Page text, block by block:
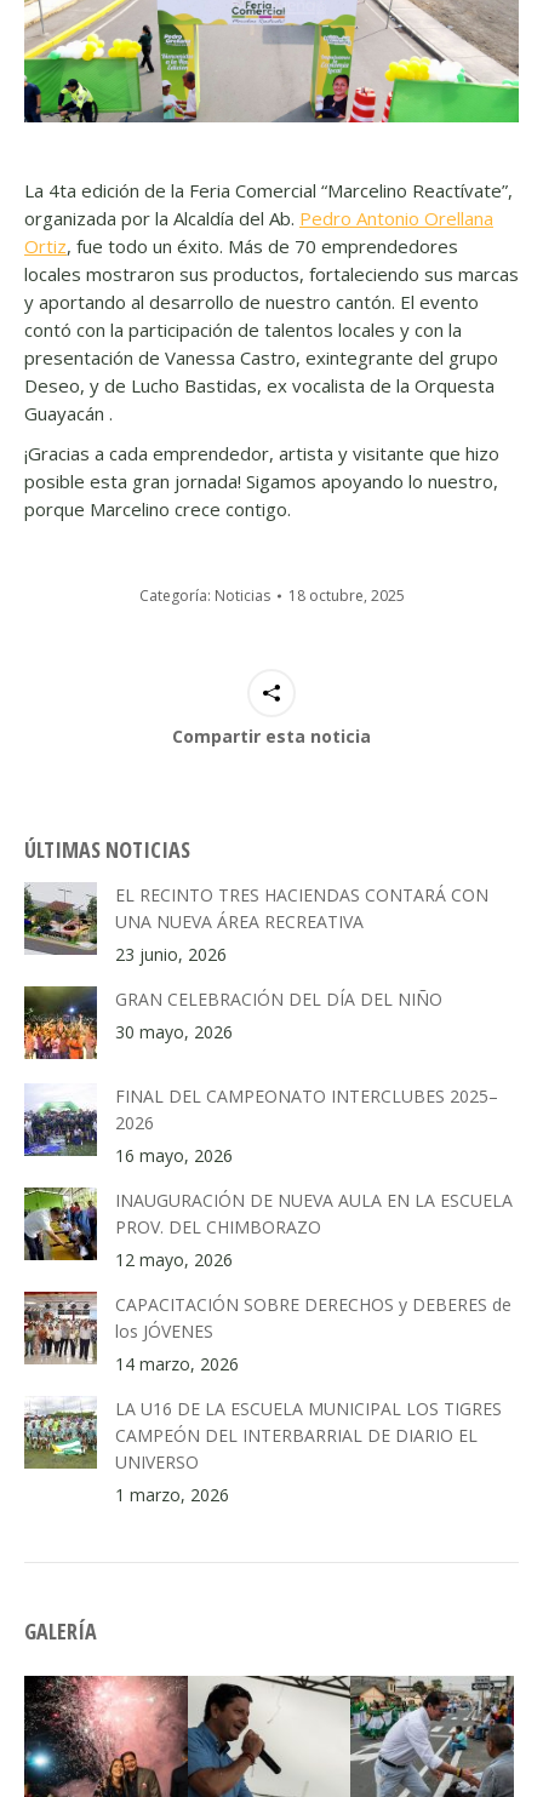
La 4ta edición de la Feria Comercial “Marcelino Reactívate”,
organizada por la Alcaldía del Ab. Pedro Antonio Orellana
Ortiz, fue todo un éxito. Más de 70 emprendedores
locales mostraron sus productos, fortaleciendo sus marcas
y aportando al desarrollo de nuestro cantón. El evento
contó con la participación de talentos locales y con la
presentación de Vanessa Castro, exintegrante del grupo
Deseo, y de Lucho Bastidas, ex vocalista de la Orquesta
Guayacán .
¡Gracias a cada emprendedor, artista y visitante que hizo
posible esta gran jornada! Sigamos apoyando lo nuestro,
porque Marcelino crece contigo.
Categoría: Noticias 18 octubre, 2025
Compartir esta noticia
ÚLTIMAS NOTICIAS
EL RECINTO TRES HACIENDAS CONTARÁ CON
UNA NUEVA ÁREA RECREATIVA
23 junio, 2026
GRAN CELEBRACIÓN DEL DÍA DEL NIÑO
30 mayo, 2026
FINAL DEL CAMPEONATO INTERCLUBES 2025–
2026
16 mayo, 2026
INAUGURACIÓN DE NUEVA AULA EN LA ESCUELA
PROV. DEL CHIMBORAZO
12 mayo, 2026
CAPACITACIÓN SOBRE DERECHOS y DEBERES de
los JÓVENES
14 marzo, 2026
LA U16 DE LA ESCUELA MUNICIPAL LOS TIGRES
CAMPEÓN DEL INTERBARRIAL DE DIARIO EL
UNIVERSO
1 marzo, 2026
GALERÍA